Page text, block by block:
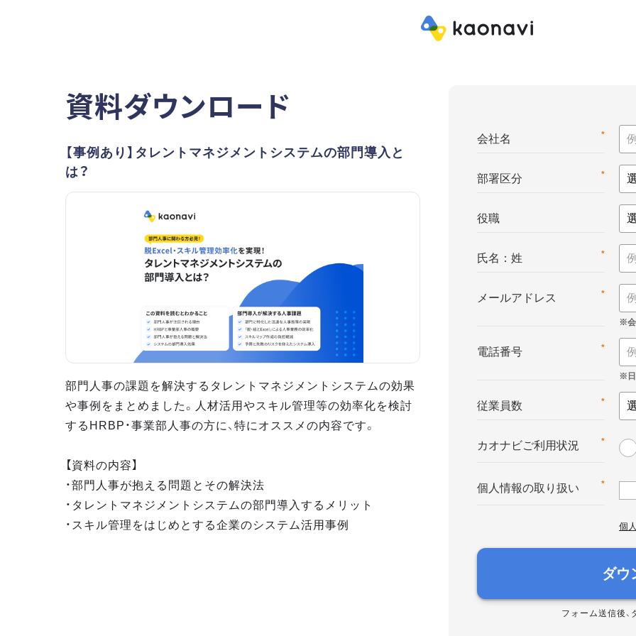
資料ダウンロード
【事例あり】タレントマネジメントシステムの部門導入と
は？
部門人事の課題を解決するタレントマネジメントシステムの効果
や事例をまとめました。人材活用やスキル管理等の効率化を検討
するHRBP・事業部人事の方に、特にオススメの内容です。
【資料の内容】
・部門人事が抱える問題とその解決法
・タレントマネジメントシステムの部門導入するメリット
・スキル管理をはじめとする企業のシステム活用事例
*
会社名
*
部署区分
役職
*
氏名：姓
*
メールアドレス
*
電話番号
*
従業員数
*
カオナビご利用状況
*
個人情報の取り扱い
個
ダウ
フォーム送信後